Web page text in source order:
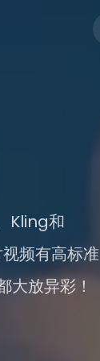
Kling和
频有高标准
大放异彩！